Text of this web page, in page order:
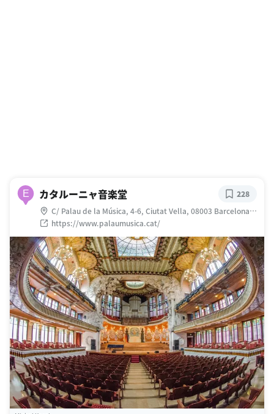
E カタルーニャ音楽堂
C/ Palau de la Música, 4-6, Ciutat Vella, 08003 Barcelona,
スペイン
https://www.palaumusica.cat/
228